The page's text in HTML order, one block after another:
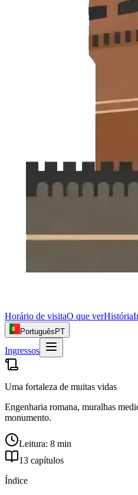
Horário de visitaO que verHistória
Português PT
Ingressos
Uma fortaleza de muitas vidas
Engenharia romana, muralhas
monumento.
Leitura: 8 min
13 capítulos
Índice